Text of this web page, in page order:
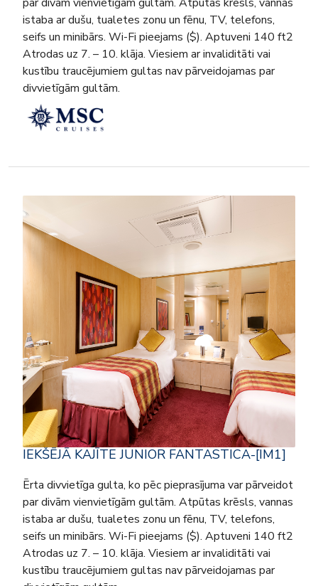
istaba ar dušu, tualetes zonu un fēnu, TV, telefons,
seifs un minibārs. Wi-Fi pieejams ($). Aptuveni 140 ft2
Atrodas uz 7. – 10. klāja. Viesiem ar invaliditāti vai
kustību traucējumiem gultas nav pārveidojamas par
divvietīgām gultām.
IEKŠĒJĀ KAJĪTE JUNIOR FANTASTICA-[IM1]
Ērta divvietīga gulta, ko pēc pieprasījuma var pārveidot
par divām vienvietīgām gultām. Atpūtas krēsls, vannas
istaba ar dušu, tualetes zonu un fēnu, TV, telefons,
seifs un minibārs. Wi-Fi pieejams ($). Aptuveni 140 ft2
Atrodas uz 7. – 10. klāja. Viesiem ar invaliditāti vai
kustību traucējumiem gultas nav pārveidojamas par